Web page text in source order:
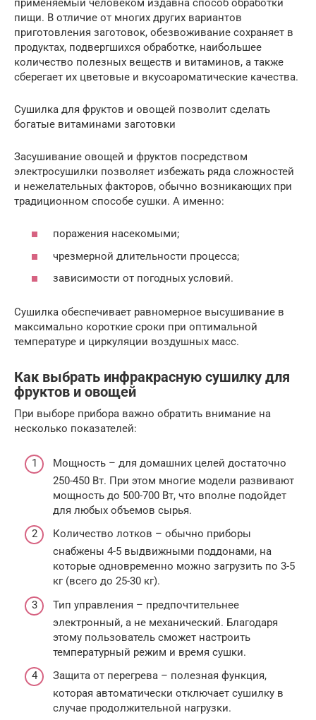
пищи. В отличие от многих других вариантов
приготовления заготовок, обезвоживание сохраняет в
продуктах, подвергшихся обработке, наибольшее
количество полезных веществ и витаминов, а также
сберегает их цветовые и вкусоароматические качества.
Сушилка для фруктов и овощей позволит сделать
богатые витаминами заготовки
Засушивание овощей и фруктов посредством
электросушилки позволяет избежать ряда сложностей
и нежелательных факторов, обычно возникающих при
традиционном способе сушки. А именно:
поражения насекомыми;
чрезмерной длительности процесса;
зависимости от погодных условий.
Сушилка обеспечивает равномерное высушивание в
максимально короткие сроки при оптимальной
температуре и циркуляции воздушных масс.
Как выбрать инфракрасную сушилку для
фруктов и овощей
При выборе прибора важно обратить внимание на
несколько показателей:
Мощность – для домашних целей достаточно
250-450 Вт. При этом многие модели развивают
мощность до 500-700 Вт, что вполне подойдет
для любых объемов сырья.
Количество лотков – обычно приборы
снабжены 4-5 выдвижными поддонами, на
которые одновременно можно загрузить по 3-5
кг (всего до 25-30 кг).
Тип управления – предпочтительнее
электронный, а не механический. Благодаря
этому пользователь сможет настроить
температурный режим и время сушки.
Защита от перегрева – полезная функция,
которая автоматически отключает сушилку в
случае продолжительной нагрузки.